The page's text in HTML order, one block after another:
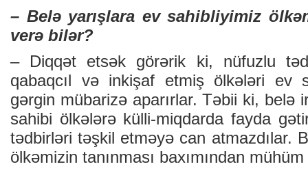
– Belə yarışlara ev sahibliyimiz
verə bilər?
– Diqqət etsək görərik ki, nüfuzlu
qabaqcıl və inkişaf etmiş ölkələri ev
gərgin mübarizə aparırlar. Təbii ki, belə
sahibi ölkələrə külli-miqdarda fayda
tədbirləri təşkil etməyə can atmazdılar.
ölkəmizin tanınması baxımından